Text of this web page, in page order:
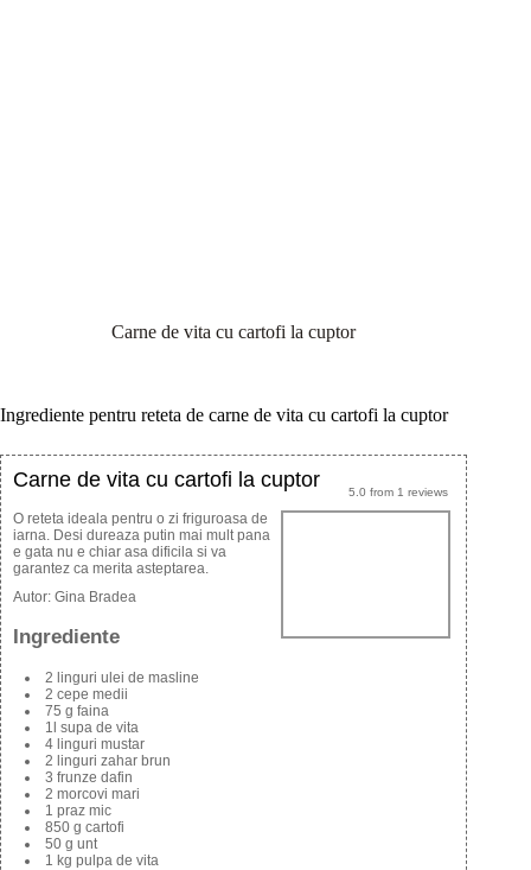
Carne de vita cu cartofi la cuptor
Ingrediente pentru reteta de carne de vita cu cartofi la cuptor
5.0 from 1 reviews
Carne de vita cu cartofi la cuptor
O reteta ideala pentru o zi friguroasa de
iarna. Desi dureaza putin mai mult pana
e gata nu e chiar asa dificila si va
garantez ca merita asteptarea.
Autor: Gina Bradea
Ingrediente
2 linguri ulei de masline
2 cepe medii
75 g faina
1l supa de vita
4 linguri mustar
2 linguri zahar brun
3 frunze dafin
2 morcovi mari
1 praz mic
850 g cartofi
50 g unt
1 kg pulpa de vita